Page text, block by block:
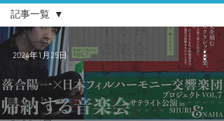
記事一覧
freelance
Business
News
記事一覧
2024年1月25日